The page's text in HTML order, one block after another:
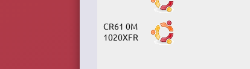
CR61 0M
1020XFR